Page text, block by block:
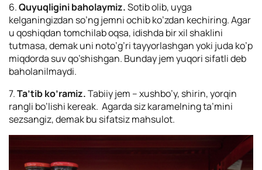
6.Quyuqligini baholaymiz.Sotib olib, uyga
kelganingizdan so’ng jemni ochib ko’zdan kechiring. Agar
u qoshiqdan tomchilab oqsa, idishda bir xil shaklini
tutmasa, demak uni noto’g’ri tayyorlashgan yoki juda ko’p
miqdorda suv qo’shishgan. Bunday jem yuqori sifatli deb
baholanilmaydi.
7.Ta’tib ko’ramiz.Tabiiy jem – xushbo’y, shirin, yorqin
rangli bo’lishi kereak. Agarda siz karamelning ta’mini
sezsangiz, demak bu sifatsiz mahsulot.